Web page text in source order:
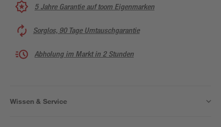
5 Jahre Garantie auf toom Eigenmarken
Sorglos, 90 Tage Umtauschgarantie
Abholung im Markt in 2 Stunden
Wissen & Service